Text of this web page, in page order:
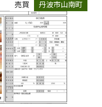
売買 丹波市山南町